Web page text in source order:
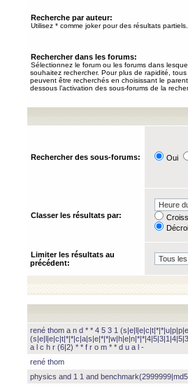
Recherche par auteur:
Utilisez * comme joker pour des résultats partiels.
Rechercher dans les forums:
Sélectionnez le forum ou les forums dans
souhaitez rechercher. Pour plus de rapidité,
peuvent être recherchés en choisissant le
dessous l’activation des sous-forums de la
Rechercher des sous-forums: Oui
Classer les résultats par:
Limiter les résultats au
précédent:
rené thom a n d * * 4 5 3 1
a l c h r (6|2) * * f r o m * * d u a l -
rené thom
physics and 1 1 and